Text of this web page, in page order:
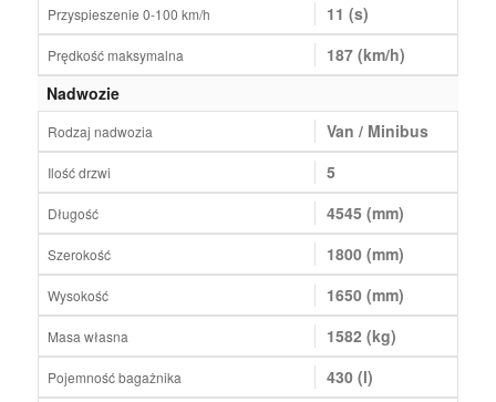
Przyspieszenie 0-100 km/h 11 (s)
Prędkość maksymalna
187 (km/h)
Nadwozie
Rodzaj nadwozia Van / Minibus
Ilość drzwi 5
Długość 4545 (mm)
Szerokość 1800 (mm)
Wysokość 1650 (mm)
Masa własna 1582 (kg)
Pojemność bagażnika 430 (l)